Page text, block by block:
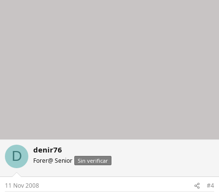
D denir76
Forer@ Senior Sin verificar
11 Nov 2008 #4